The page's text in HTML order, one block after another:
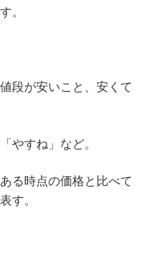
。
段が安いこと、安くて
やすね」など。
る時点の価格と比べて
す。